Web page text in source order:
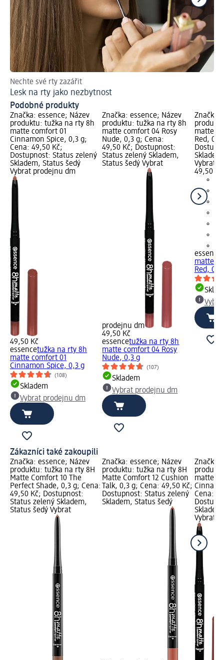
Nechte své rty zazářit
Lesk na rty jako nezbytnost
Podobné produkty
Značka: essence; Název
produktu: tužka na rty 8h
matte comfort 01
Cinnamon Spice, 0,3 g;
Cena: 49,50 Kč;
Dostupnost: Status zelený
Skladem, Status šedý
Vybrat prodejnu dm
49,50 Kč
essencetužka na rty 8h
matte comfort 01
Cinnamon Spice, 0,3 g
(108)
Skladem
Vybrat prodejnu dm
Značka: essence; Název
produktu: tužka na rty 8h
matte comfort 04 Rosy
Nude, 0,3 g; Cena:
49,50 Kč; Dostupnost:
Status zelený Skladem,
Status šedý Vybrat
prodejnu dm
49,50 Kč
essencetužka na rty 8h
matte comfort 04 Rosy
Nude, 0,3 g
(107)
Skladem
Vybrat prodejnu dm
Značka:
matte
Red,
Vybrat
49,50 Kč
essence
matte
Red, 0,3
Zákazníci také zakoupili
Značka: essence; Název
produktu: tužka na rty 8H
Matte Comfort 10 The
Perfect Shade, 0,3 g; Cena:
49,50 Kč; Dostupnost:
Status zelený Skladem,
Status šedý Vybrat
Značka: essence; Název
produktu: tužka na rty 8H
Matte Comfort 12 Cushion
Talk, 0,3 g; Cena: 49,50 Kč;
Dostupnost: Status zelený
Skladem, Status šedý
Značka:
matte
Cena:
Vybrat